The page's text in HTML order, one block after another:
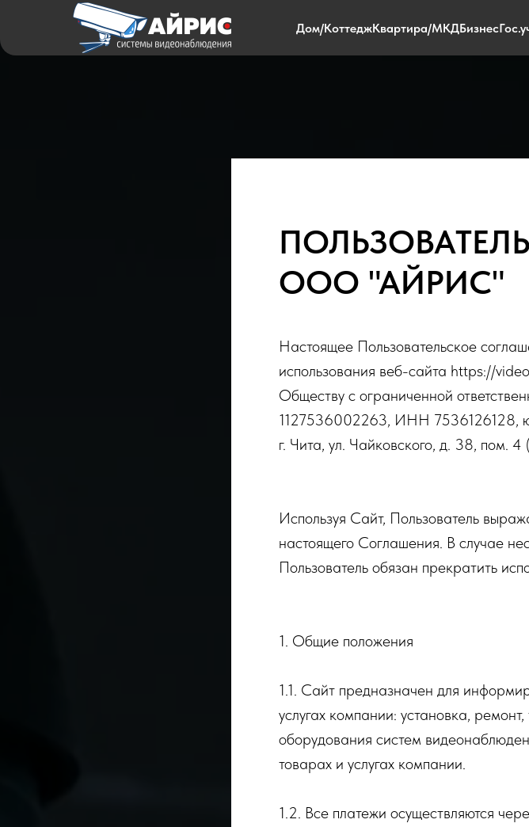
Дом/КоттеджКвартира/МКДБизнес
ООО "АЙРИС"
Настоящее Пользовательское
использования веб-сайта https://
Обществу с ограниченной
1127536002263, ИНН 7536126128,
г. Чита, ул. Чайковского, д. 38, пом.
Используя Сайт, Пользователь
настоящего Соглашения. В случае
Пользователь обязан прекратить
1. Общие положения
1.1. Сайт предназначен для
услугах компании: установка,
оборудования систем
товарах и услугах компании.
1.2. Все платежи осуществляются